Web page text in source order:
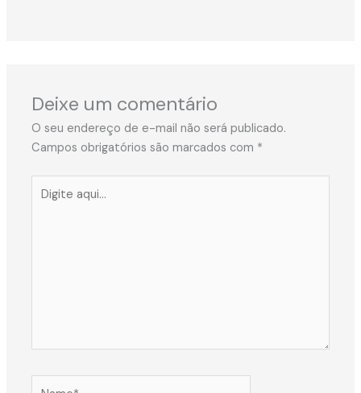
Deixe um comentário
O seu endereço de e-mail não será publicado.
Campos obrigatórios são marcados com *
aqui...